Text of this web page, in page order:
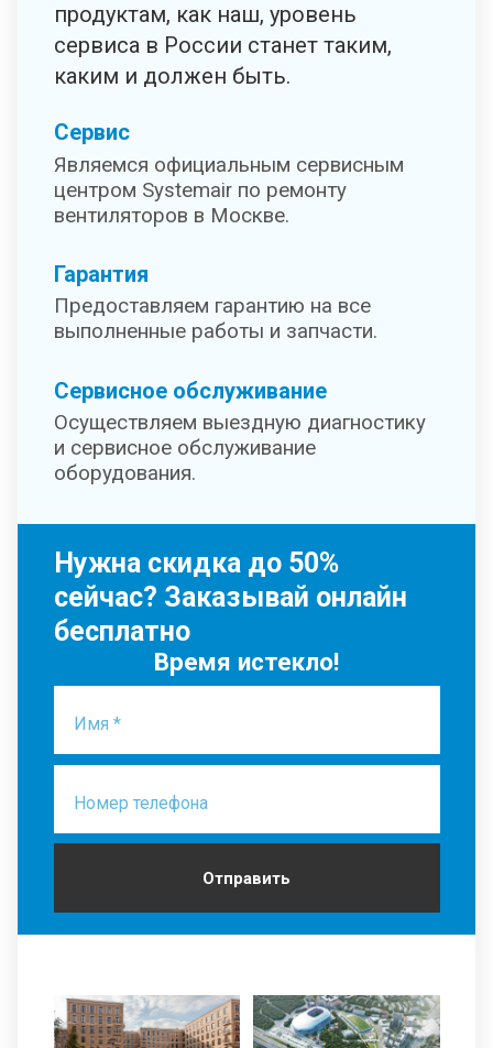
продуктам, как наш, уровень
сервиса в России станет таким,
каким и должен быть.
Сервис
Являемся официальным сервисным
центром Systemair по ремонту
вентиляторов в Москве.
Гарантия
Предоставляем гарантию на все
выполненные работы и запчасти.
Сервисное обслуживание
Осуществляем выездную диагностику
и сервисное обслуживание
оборудования.
Нужна скидка до 50%
сейчас? Заказывай онлайн
бесплатно
Время истекло!
Имя *
Номер телефона
Отправить